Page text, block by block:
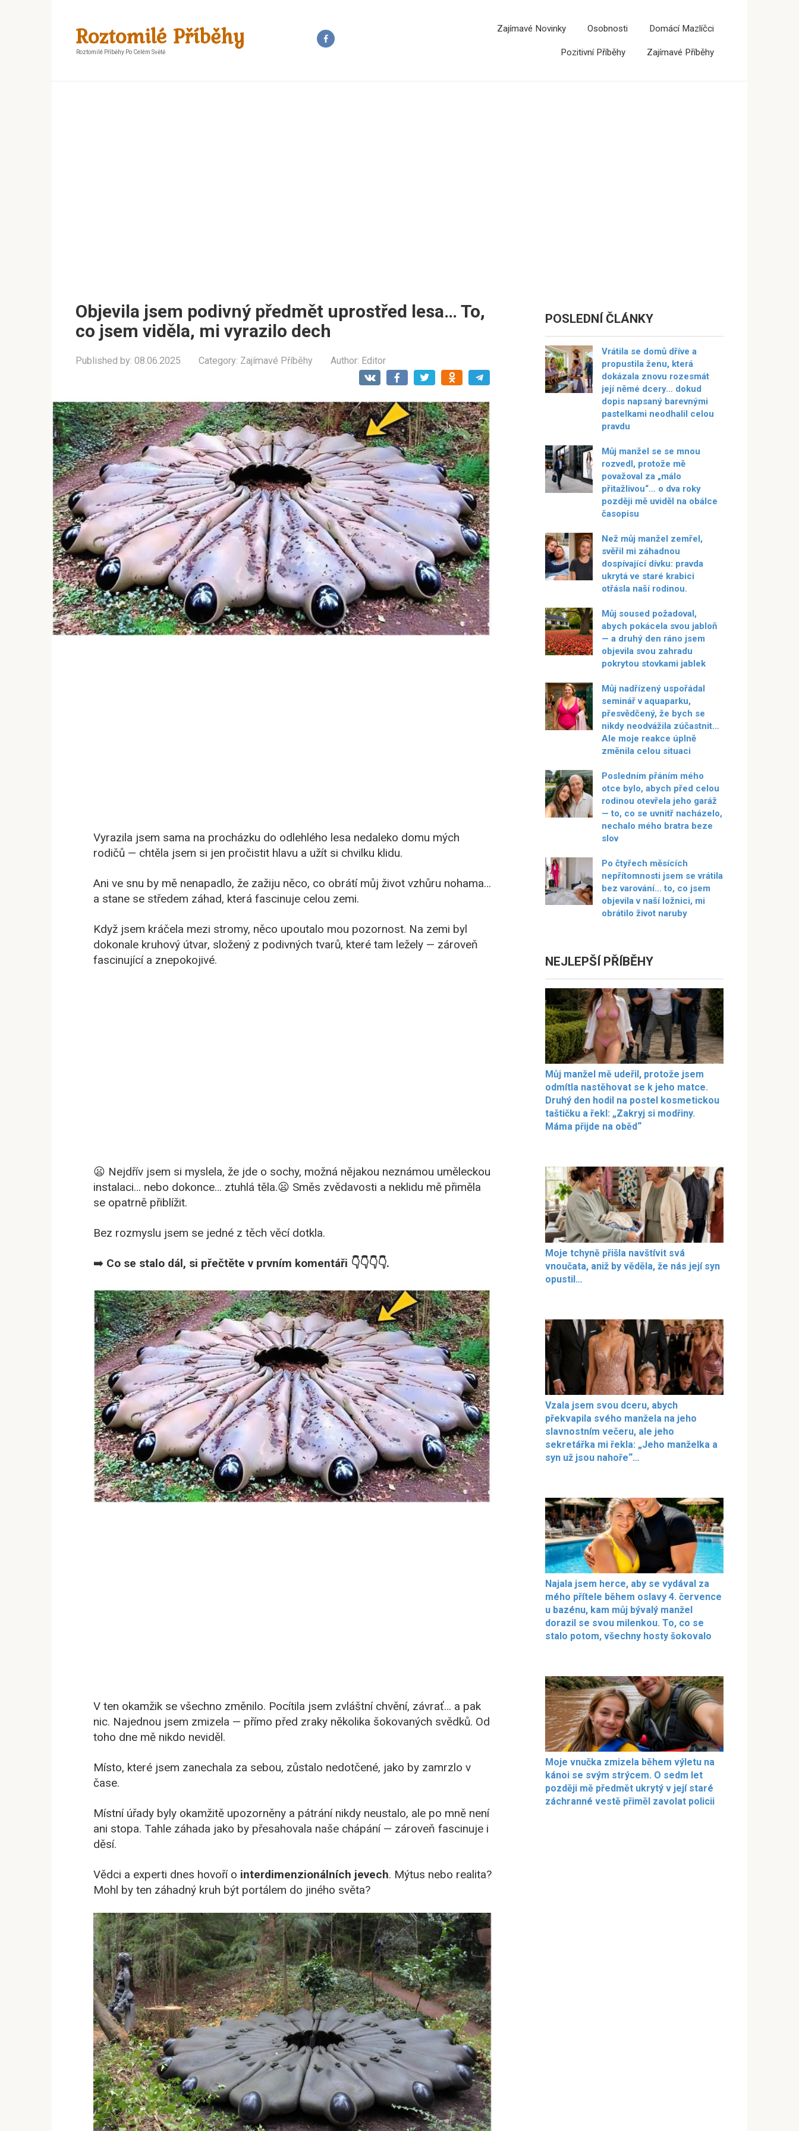
Roztomilé Příběhy
Roztomilé Příběhy Po Celém Světě
Zajímavé Novinky Osobnosti Domácí Mazlíčci
Pozitivní Příběhy Zajímavé Příběhy
Objevila jsem podivný předmět uprostřed lesa… To,
co jsem viděla, mi vyrazilo dech
Published by: 08.06.2025 Category: Zajímavé Příběhy Author: Editor
Vyrazila jsem sama na procházku do odlehlého lesa nedaleko domu mých
rodičů — chtěla jsem si jen pročistit hlavu a užít si chvilku klidu.
Ani ve snu by mě nenapadlo, že zažiju něco, co obrátí můj život vzhůru nohama…
a stane se středem záhad, která fascinuje celou zemi.
Když jsem kráčela mezi stromy, něco upoutalo mou pozornost. Na zemi byl
dokonale kruhový útvar, složený z podivných tvarů, které tam ležely — zároveň
fascinující a znepokojivé.
😦 Nejdřív jsem si myslela, že jde o sochy, možná nějakou neznámou uměleckou
instalaci… nebo dokonce… ztuhlá těla.😦 Směs zvědavosti a neklidu mě přiměla
se opatrně přiblížit.
Bez rozmyslu jsem se jedné z těch věcí dotkla.
➡️ Co se stalo dál, si přečtěte v prvním komentáři 👇👇👇👇.
V ten okamžik se všechno změnilo. Pocítila jsem zvláštní chvění, závrať… a pak
nic. Najednou jsem zmizela — přímo před zraky několika šokovaných svědků. Od
toho dne mě nikdo neviděl.
Místo, které jsem zanechala za sebou, zůstalo nedotčené, jako by zamrzlo v
čase.
Místní úřady byly okamžitě upozorněny a pátrání nikdy neustalo, ale po mně není
ani stopa. Tahle záhada jako by přesahovala naše chápání — zároveň fascinuje i
děsí.
Vědci a experti dnes hovoří o interdimenzionálních jevech. Mýtus nebo realita?
Mohl by ten záhadný kruh být portálem do jiného světa?
POSLEDNÍ ČLÁNKY
Vrátila se domů dříve a
propustila ženu, která
dokázala znovu rozesmát
její němé dcery… dokud
dopis napsaný barevnými
pastelkami neodhalil celou
pravdu
Můj manžel se se mnou
rozvedl, protože mě
považoval za „málo
přitažlivou“… o dva roky
později mě uviděl na obálce
časopisu
Než můj manžel zemřel,
svěřil mi záhadnou
dospívající dívku: pravda
ukrytá ve staré krabici
otřásla naší rodinou.
Můj soused požadoval,
abych pokácela svou jabloň
— a druhý den ráno jsem
objevila svou zahradu
pokrytou stovkami jablek
Můj nadřízený uspořádal
seminář v aquaparku,
přesvědčený, že bych se
nikdy neodvážila zúčastnit…
Ale moje reakce úplně
změnila celou situaci
Posledním přáním mého
otce bylo, abych před celou
rodinou otevřela jeho garáž
— to, co se uvnitř nacházelo,
nechalo mého bratra beze
slov
Po čtyřech měsících
nepřítomnosti jsem se vrátila
bez varování… to, co jsem
objevila v naší ložnici, mi
obrátilo život naruby
NEJLEPŠÍ PŘÍBĚHY
Můj manžel mě udeřil, protože jsem
odmítla nastěhovat se k jeho matce.
Druhý den hodil na postel kosmetickou
taštičku a řekl: „Zakryj si modřiny.
Máma přijde na oběd“
Moje tchyně přišla navštívit svá
vnoučata, aniž by věděla, že nás její syn
opustil…
Vzala jsem svou dceru, abych
překvapila svého manžela na jeho
slavnostním večeru, ale jeho
sekretářka mi řekla: „Jeho manželka a
syn už jsou nahoře“…
Najala jsem herce, aby se vydával za
mého přítele během oslavy 4. července
u bazénu, kam můj bývalý manžel
dorazil se svou milenkou. To, co se
stalo potom, všechny hosty šokovalo
Moje vnučka zmizela během výletu na
kánoi se svým strýcem. O sedm let
později mě předmět ukrytý v její staré
záchranné vestě přiměl zavolat policii